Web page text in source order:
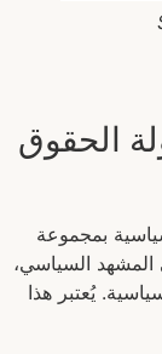
الحقوق
بمجموعة
المشهد السياسي،
يُعتبر هذا